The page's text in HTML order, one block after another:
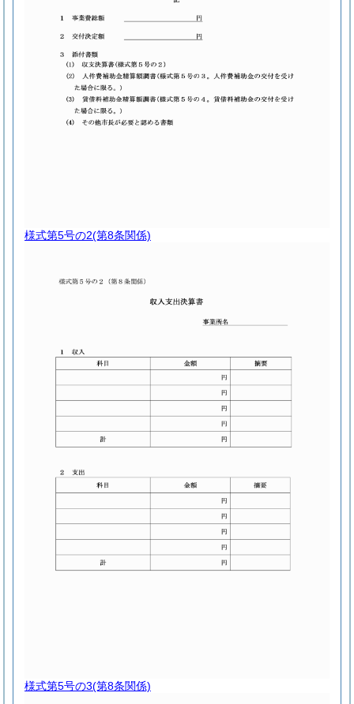
様式第5号の2(第8条関係)
様式第5号の3(第8条関係)